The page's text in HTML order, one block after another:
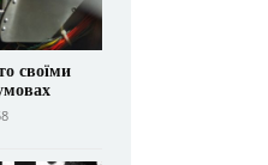
своїми